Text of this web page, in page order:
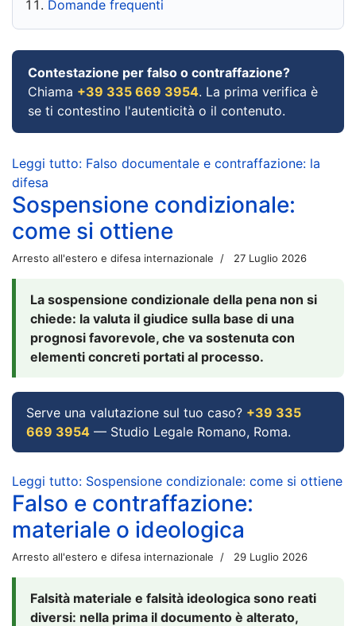
Domande frequenti
Contestazione per falso o contraffazione?
Chiama +39 335 669 3954. La prima verifica è
se ti contestino l'autenticità o il contenuto.
Leggi tutto: Falso documentale e contraffazione: la
difesa
Sospensione condizionale:
come si ottiene
Arresto all'estero e difesa internazionale 27 Luglio 2026
La sospensione condizionale della pena non si
chiede: la valuta il giudice sulla base di una
prognosi favorevole, che va sostenuta con
elementi concreti portati al processo.
Serve una valutazione sul tuo caso? +39 335
669 3954 — Studio Legale Romano, Roma.
Leggi tutto: Sospensione condizionale: come si ottiene
Falso e contraffazione:
materiale o ideologica
Arresto all'estero e difesa internazionale 29 Luglio 2026
Falsità materiale e falsità ideologica sono reati
diversi: nella prima il documento è alterato,